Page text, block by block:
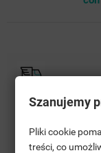
Szanujemy
Pliki cookie
treści, co